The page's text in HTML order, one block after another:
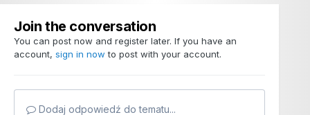
Join the conversation
You can post now and register later. If you have an
account, sign in now to post with your account.
Dodaj odpowiedź do tematu...